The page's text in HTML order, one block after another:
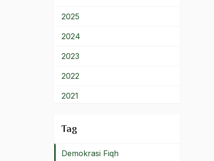
2025
2024
2023
2022
2021
2019
2018
Tag
Dekrit Presiden 5 Juli 59
Demikrasi Pancasila
Demo
democratic state
demokrasi
Demokrasi dan Keadilan
Demokrasi Fiqh